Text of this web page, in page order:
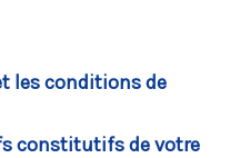
les conditions de
constitutifs de votre